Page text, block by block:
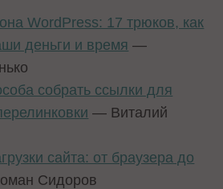
WordPress: 17 трюков, как
деньги и время —
собрать ссылки для
— Виталий
сайта: от браузера до
Сидоров